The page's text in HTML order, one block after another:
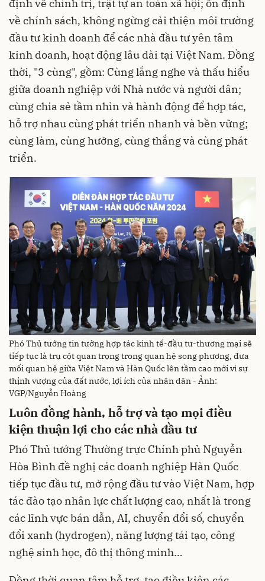
định về chính trị, trật tự an toàn xã hội; ổn định
về chính sách, không ngừng cải thiện môi trường
đầu tư kinh doanh để các nhà đầu tư yên tâm
kinh doanh, hoạt động lâu dài tại Việt Nam. Đồng
thời, "3 cùng", gồm: Cùng lắng nghe và thấu hiểu
giữa doanh nghiệp với Nhà nước và người dân;
cùng chia sẻ tầm nhìn và hành động để hợp tác,
hỗ trợ nhau cùng phát triển nhanh và bền vững;
cùng làm, cùng hưởng, cùng thắng và cùng phát
triển.
Phó Thủ tướng tin tưởng hợp tác kinh tế-đầu tư-thương mại sẽ
tiếp tục là trụ cột quan trọng trong quan hệ song phương, đưa
mối quan hệ giữa Việt Nam và Hàn Quốc lên tầm cao mới vì sự
thịnh vượng của đất nước, lợi ích của nhân dân - Ảnh:
VGP/Nguyễn Hoàng
Luôn đồng hành, hỗ trợ và tạo mọi điều
kiện thuận lợi cho các nhà đầu tư
Phó Thủ tướng Thường trực Chính phủ Nguyễn
Hòa Bình đề nghị các doanh nghiệp Hàn Quốc
tiếp tục đầu tư, mở rộng đầu tư vào Việt Nam, hợp
tác đào tạo nhân lực chất lượng cao, nhất là trong
các lĩnh vực bán dẫn, AI, chuyển đổi số, chuyển
đổi xanh (hydrogen), năng lượng tái tạo, công
nghệ sinh học, đô thị thông minh…